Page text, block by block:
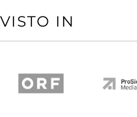
VISTO IN